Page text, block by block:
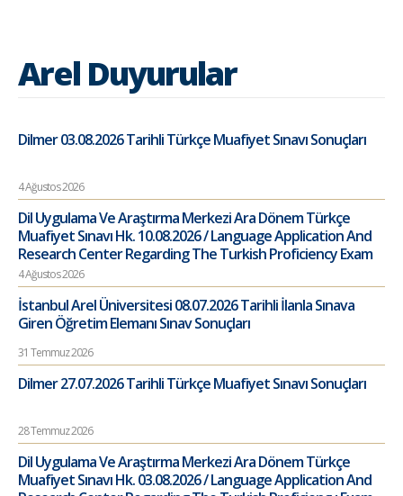
Arel Duyurular
Dilmer 03.08.2026 Tarihli Türkçe Muafiyet Sınavı Sonuçları
4 Ağustos 2026
Dil Uygulama Ve Araştırma Merkezi Ara Dönem Türkçe
Muafiyet Sınavı Hk. 10.08.2026 / Language Application And
Research Center Regarding The Turkish Proficiency Exam
4 Ağustos 2026
İstanbul Arel Üniversitesi 08.07.2026 Tarihli İlanla Sınava
Giren Öğretim Elemanı Sınav Sonuçları
31 Temmuz 2026
Dilmer 27.07.2026 Tarihli Türkçe Muafiyet Sınavı Sonuçları
28 Temmuz 2026
Dil Uygulama Ve Araştırma Merkezi Ara Dönem Türkçe
Muafiyet Sınavı Hk. 03.08.2026 / Language Application And